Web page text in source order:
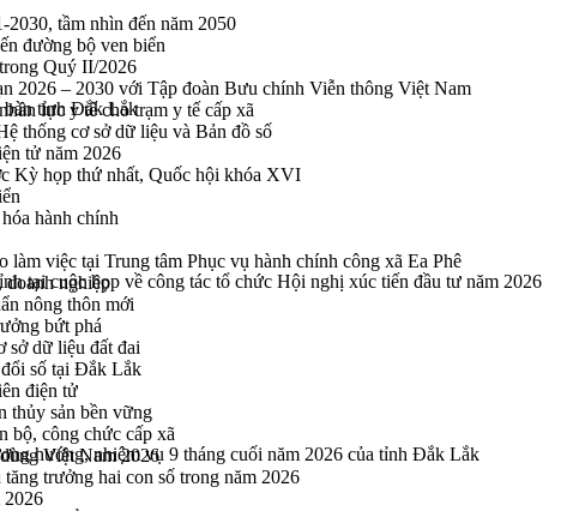
tầm nhìn đến năm 2050
đường bộ ven biển
Quý II/2026
2026 – 2030 với Tập đoàn Bưu chính Viễn thông Việt Nam
lực y tế cho trạm y tế cấp xã
thống cơ sở dữ liệu và Bản đồ số
tử năm 2026
Kỳ họp thứ nhất, Quốc hội khóa XVI
hành chính
việc tại Trung tâm Phục vụ hành chính công xã Ea Phê
doanh nghiệp
nông thôn mới
bứt phá
sở dữ liệu đất đai
số tại Đắk Lắk
điện tử
thủy sản bền vững
bộ, công chức cấp xã
Việt Nam 2026
trưởng hai con số trong năm 2026
2026
bàn tỉnh Đắk Lắk
tại cuộc họp về công tác tổ chức Hội nghị xúc tiến đầu tư năm 2026
hướng, nhiệm vụ 9 tháng cuối năm 2026 của tỉnh Đắk Lắk